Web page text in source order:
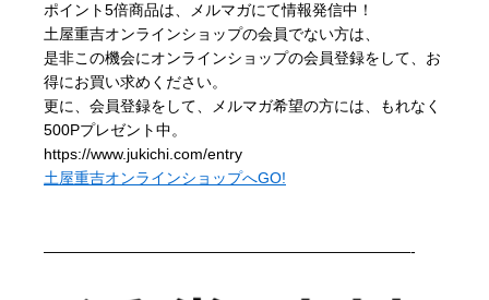
ポイント5倍商品は、メルマガにて情報発信中！
土屋重吉オンラインショップの会員でない方は、
是非この機会にオンラインショップの会員登録をして、お
得にお買い求めください。
更に、会員登録をして、メルマガ希望の方には、もれなく
500Pプレゼント中。
https://www.jukichi.com/entry
土屋重吉オンラインショップへGO!
————————————————————————-